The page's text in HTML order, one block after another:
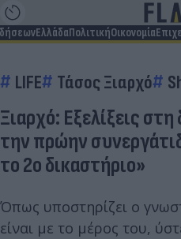
ΕλλάδαΠολιτικήΟικονομία
LIFE Τάσος Ξιαρχό
Ξιαρχό: Εξελίξεις
την πρώην
το 2ο δικαστήριο»
Όπως υποστηρίζει ο
είναι με το μέρος του,